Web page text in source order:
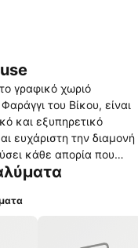
γραφικό χωριό
του Βίκου, είναι
και εξυπηρετικό
ευχάριστη την διαμονή
κάθε απορία που
μέρη και
πρωινό σε